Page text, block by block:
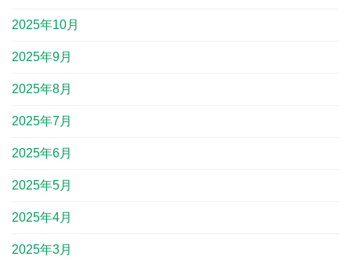
2025年10月
2025年9月
2025年8月
2025年7月
2025年6月
2025年5月
2025年4月
2025年3月